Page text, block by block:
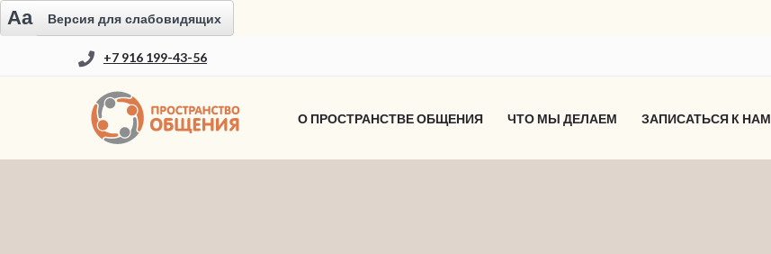
Aa Версия для слабовидящих
+7 916 199-43-56
О ПРОСТРАНСТВЕ ОБЩЕНИЯ ЧТО МЫ ДЕЛАЕМ ЗАПИСАТЬСЯ К НАМ